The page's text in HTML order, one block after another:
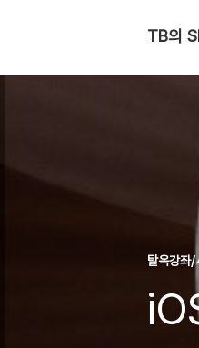
TB의
탈옥강좌/